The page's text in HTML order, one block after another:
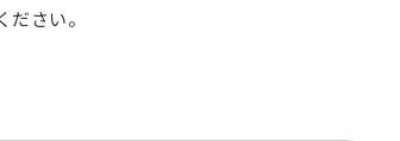
さい。